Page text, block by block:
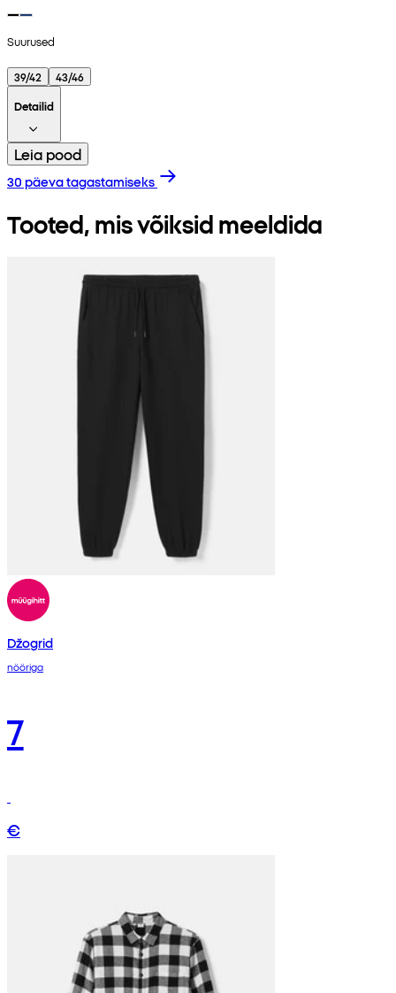
Suurused
39/42
43/46
Detailid
Leia pood
30 päeva tagastamiseks
Tooted, mis võiksid meeldida
Džogrid
nööriga
7
€